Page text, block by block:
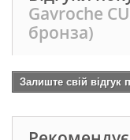
Gavroche
бронза)
Залиште свій відгук